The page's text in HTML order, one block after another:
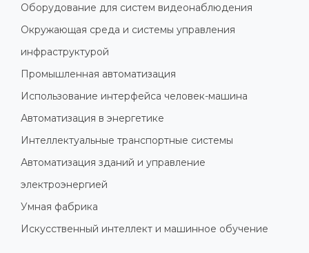
Оборудование для систем видеонаблюдения
Окружающая среда и системы управления
инфраструктурой
Промышленная автоматизация
Использование интерфейса человек-машина
Автоматизация в энергетике
Интеллектуальные транспортные системы
Автоматизация зданий и управление
электроэнергией
Умная фабрика
Искусственный интеллект и машинное обучение